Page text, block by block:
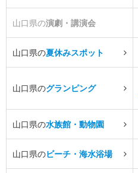
山口県の演劇・講演会
山口県の夏休みスポット
山口県のグランピング
山口県の水族館・動物園
山口県のビーチ・海水浴場